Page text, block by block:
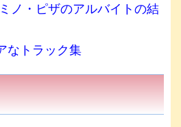
ノ・ピザのアルバイトの結
なトラック集